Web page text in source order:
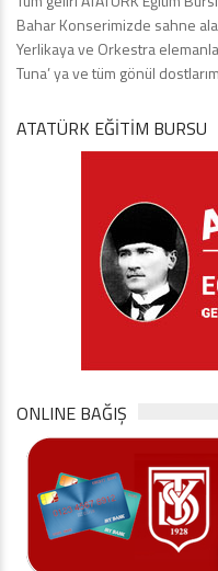
Bahar Konserimizde sahne
Yerlikaya ve Orkestra
Tuna’ ya ve tüm gönül
ATATÜRK EĞITIM BURSU
ONLINE BAĞIŞ